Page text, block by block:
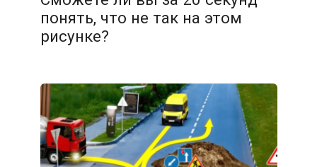
понять, что не так на этом
рисунке?